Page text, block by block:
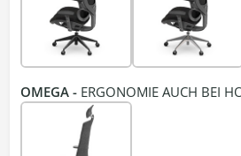
OMEGA - ERGONOMIE AUCH BEI